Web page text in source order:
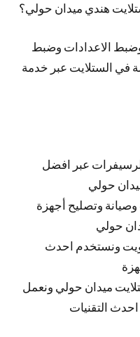
هندي ميدان حولي؟
الاعدادات وضبط
في الستلايت عبر خدمة
عبر افضل
حولي
وتصليح أجهزة
حولي
ونستخدم احدث
ميدان حولي ونعمل
التقنيات